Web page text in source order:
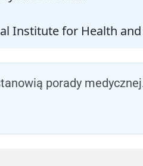
Institute for Health and
porady